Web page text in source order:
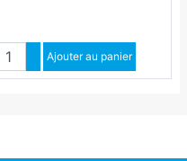
Augmenter quantité
Diminuer quantité
Ajouter au panier